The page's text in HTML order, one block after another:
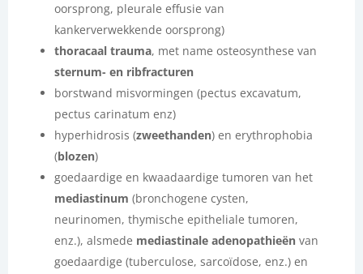
oorsprong, pleurale effusie van
kankerverwekkende oorsprong)
thoracaal trauma, met name osteosynthese van
sternum- en ribfracturen
borstwand misvormingen (pectus excavatum,
pectus carinatum enz)
hyperhidrosis (zweethanden) en erythrophobia
(blozen)
goedaardige en kwaadaardige tumoren van het
mediastinum (bronchogene cysten,
neurinomen, thymische epitheliale tumoren,
enz.), alsmede mediastinale adenopathieënvan
goedaardige (tuberculose, sarcoïdose, enz.) en